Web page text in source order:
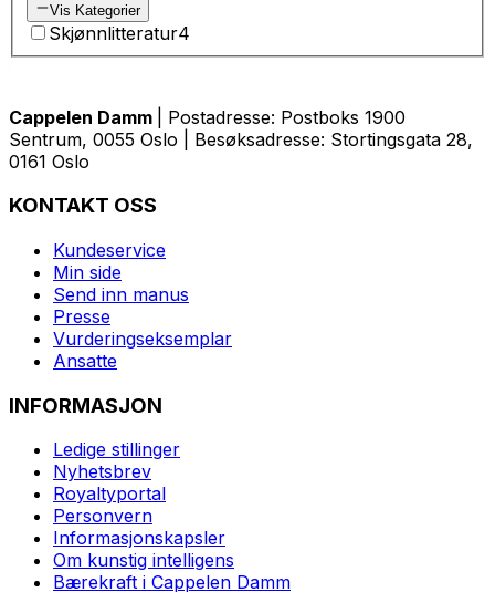
Vis Kategorier
Skjønnlitteratur4
Cappelen Damm
| Postadresse: Postboks 1900
Sentrum, 0055 Oslo | Besøksadresse: Stortingsgata 28,
0161 Oslo
KONTAKT OSS
Kundeservice
Min side
Send inn manus
Presse
Vurderingseksemplar
Ansatte
INFORMASJON
Ledige stillinger
Nyhetsbrev
Royaltyportal
Personvern
Informasjonskapsler
Om kunstig intelligens
Bærekraft i Cappelen Damm